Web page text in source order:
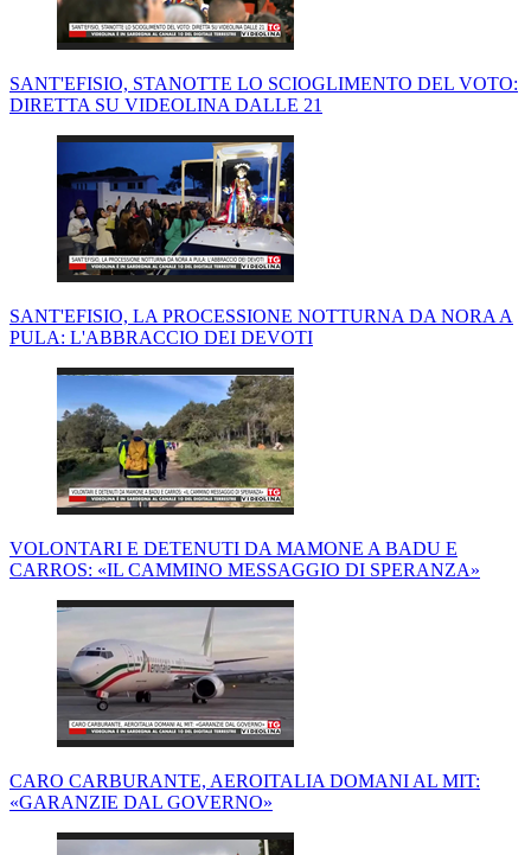
SANT'EFISIO, STANOTTE LO SCIOGLIMENTO DEL VOTO:
DIRETTA SU VIDEOLINA DALLE 21
SANT'EFISIO, LA PROCESSIONE NOTTURNA DA NORA A
PULA: L'ABBRACCIO DEI DEVOTI
VOLONTARI E DETENUTI DA MAMONE A BADU E
CARROS: «IL CAMMINO MESSAGGIO DI SPERANZA»
CARO CARBURANTE, AEROITALIA DOMANI AL MIT:
«GARANZIE DAL GOVERNO»